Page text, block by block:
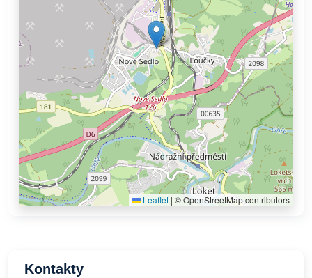
Leaflet | © OpenStreetMap contributors
Kontakty